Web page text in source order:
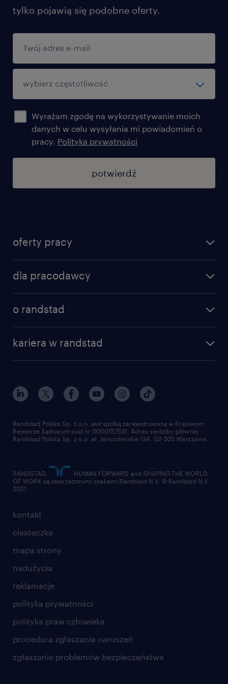
график: 3 смены по 8 часов или 4-бригадная
система (30 минут оплачиваемого перерыва)
питание: обеды в столовой с
дофинансированием 75% от компании
бенефиты: бесплатный кофе, чай, фрукты и
tylko pojawią się podobne oferty.
Wyrażam zgodę na wykorzystywanie moich
danych w celu wysyłania mi powiadomień o
pracy. Polityka prywatności
potwierdź
oferty pracy
specjalizacje
praca w amazon
dla pracodawcy
o randstad
dla mediów
dla dostawców
kariera w randstad
nasz świat
pracuj w randstad
złóż CV
kontakt
ciasteczka
mapa strony
nadużycia
reklamacje
polityka prywatności
polityka praw człowieka
procedura zgłaszania naruszeń
zgłaszanie problemów bezpieczeństwa
Randstad Polska Sp. z o.o. jest spółką zarejestrowaną w Krajowym
Rejestrze Sądowym pod nr 0000157531. Adres siedziby głównej
Randstad Polska Sp. z o.o. al. Jerozolimskie 134, 02-305 Warszawa.
RANDSTAD,
, HUMAN FORWARD and SHAPING THE WORLD
OF WORK są zastrzeżonymi znakami Randstad N.V. © Randstad N.V
2021